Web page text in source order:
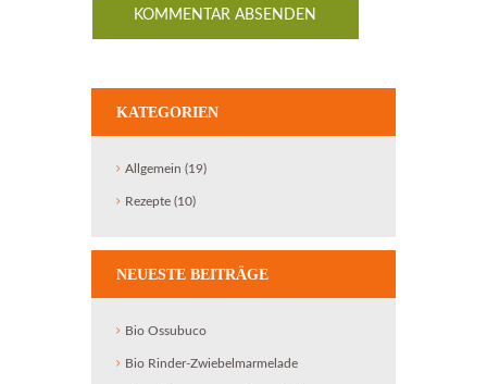
KATEGORIEN
Allgemein (19)
Rezepte (10)
NEUESTE BEITRÄGE
Bio Ossubuco
Bio Rinder-Zwiebelmarmelade